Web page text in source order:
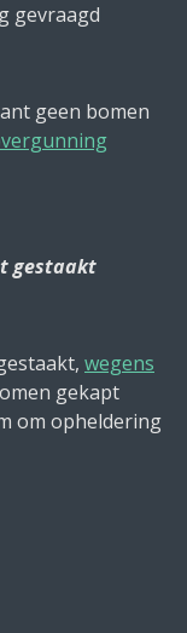
gevraagd
geen bomen
gestaakt
wegens
gekapt
om opheldering